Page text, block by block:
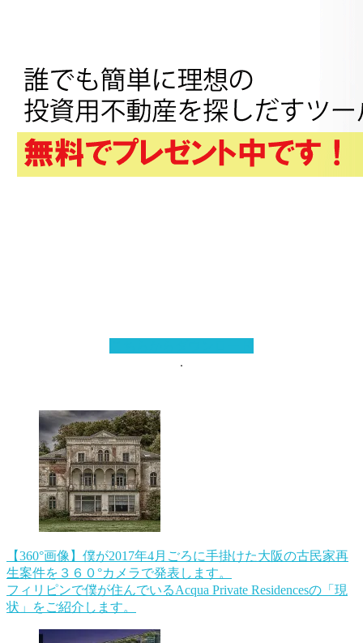
.
【360°画像】僕が2017年4月ごろに手掛けた大阪の古民家再
生案件を３６０°カメラで発表します。
フィリピンで僕が住んでいるAcqua Private Residencesの「現
状」をご紹介します。